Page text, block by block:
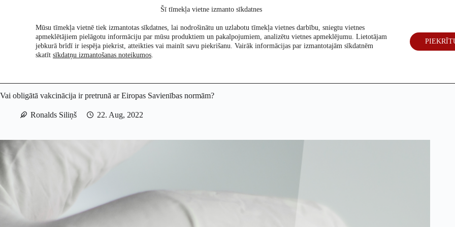
Pētījumi Re:Check Par mums Vēlēšanas 2026
Vai obligātā vakcinācija ir pretrunā ar Eiropas Savienības normām?
Ronalds Siliņš 22. Aug, 2022
Šī tīmekļa vietne izmanto sīkdatnes
Mūsu tīmekļa vietnē tiek izmantotas sīkdatnes, lai nodrošinātu un uzlabotu tīmekļa vietnes darbību, sniegtu vietnes
apmeklētājiem pielāgotu informāciju par mūsu produktiem un pakalpojumiem, analizētu vietnes apmeklējumu. Lietotājam
jebkurā brīdī ir iespēja piekrist, atteikties vai mainīt savu piekrišanu. Vairāk informācijas par izmantotajām sīkdatnēm
skatīt sīkdatņu izmantošanas noteikumos.